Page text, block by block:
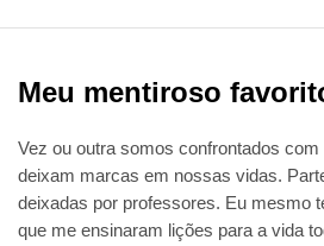
Meu mentiroso
Vez ou outra somos confrontados
deixam marcas em nossas vidas.
deixadas por professores. Eu mesmo
que me ensinaram lições para a vida